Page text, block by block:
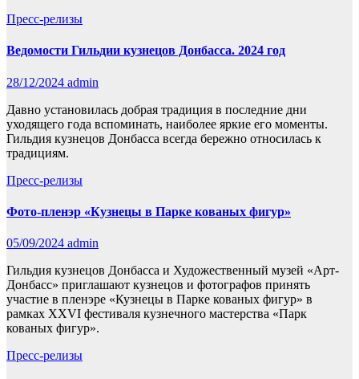
Пресс-релизы
Ведомости Гильдии кузнецов Донбасса. 2024 год
28/12/2024 admin
Давно установилась добрая традиция в последние дни
уходящего года вспоминать, наиболее яркие его моменты.
Гильдия кузнецов Донбасса всегда бережно относилась к
традициям.
Пресс-релизы
Фото-пленэр «Кузнецы в Парке кованых фигур»
05/09/2024 admin
Гильдия кузнецов Донбасса и Художественный музей «Арт-
Донбасс» приглашают кузнецов и фотографов принять
участие в пленэре «Кузнецы в Парке кованых фигур» в
рамках XXVI фестиваля кузнечного мастерства «Парк
кованых фигур».
Пресс-релизы